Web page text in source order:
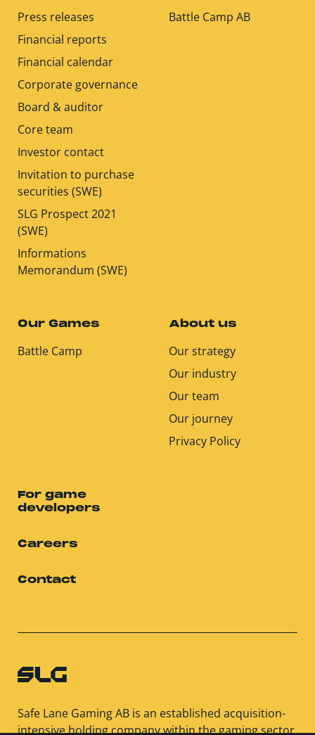
Press releases
Financial reports
Financial calendar
Corporate governance
Board & auditor
Core team
Investor contact
Invitation to purchase
securities (SWE)
SLG Prospect 2021
(SWE)
Informations
Memorandum (SWE)
Battle Camp AB
Our Games
Battle Camp
About us
Our strategy
Our industry
Our team
Our journey
Privacy Policy
For game
developers
Careers
Contact
Safe Lane Gaming AB is an established acquisition-
intensive holding company within the gaming sector.